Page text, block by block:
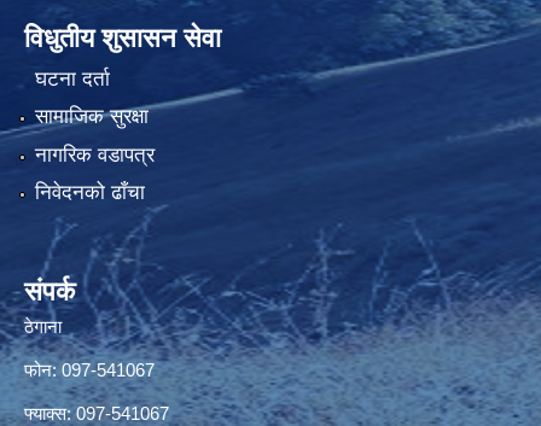
विधुतीय शुसासन सेवा
घटना दर्ता
सामाजिक सुरक्षा
नागरिक वडापत्र
निवेदनको ढाँचा
संपर्क
ठेगाना
फोन: 097-541067
फ्याक्स: 097-541067